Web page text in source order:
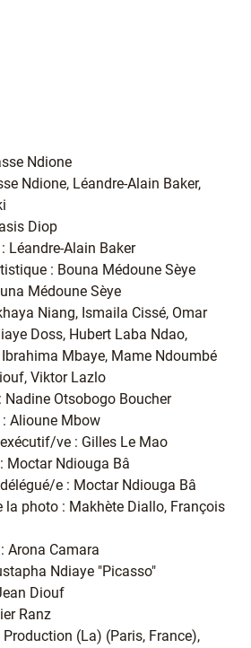
Ndione
Ndione, Léandre-Alain Baker,
Diop
Léandre-Alain Baker
: Bouna Médoune Sèye
Médoune Sèye
Niang, Ismaila Cissé, Omar
Doss, Hubert Laba Ndao,
Mbaye, Mame Ndoumbé
Viktor Lazlo
Nadine Otsobogo Boucher
Alioune Mbow
ve : Gilles Le Mao
Moctar Ndiouga Bâ
e : Moctar Ndiouga Bâ
la photo : Makhète Diallo, François
Arona Camara
Ndiaye "Picasso"
Diouf
Ranz
(La) (Paris, France),